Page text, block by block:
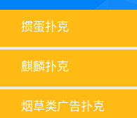
掼蛋扑克
麒麟扑克
烟草类广告扑克